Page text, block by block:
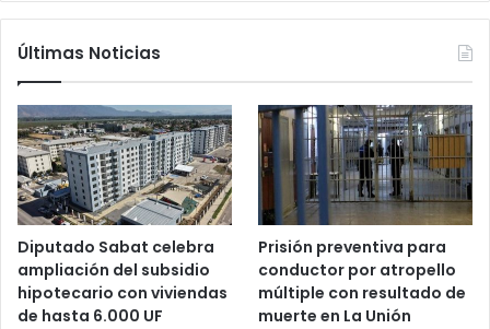
Últimas Noticias
Diputado Sabat celebra
ampliación del subsidio
hipotecario con viviendas
de hasta 6.000 UF
Prisión preventiva para
conductor por atropello
múltiple con resultado de
muerte en La Unión